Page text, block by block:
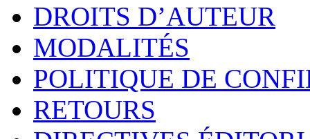
DROITS D’AUTEUR
MODALITÉS
POLITIQUE DE
RETOURS